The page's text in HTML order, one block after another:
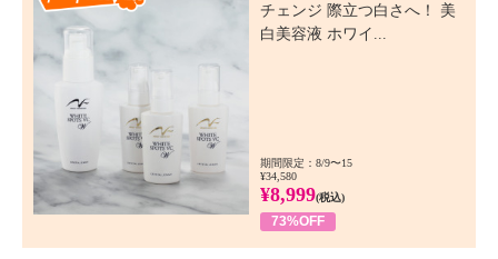
チェンジ 際立つ白さへ！ 美
白美容液 ホワイ...
期間限定：8/9〜15
¥34,580
¥8,999(税込)
73%OFF